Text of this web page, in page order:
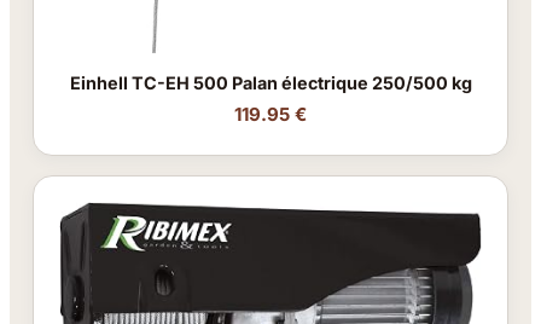
Einhell TC-EH 500 Palan électrique 250/500 kg
119.95 €